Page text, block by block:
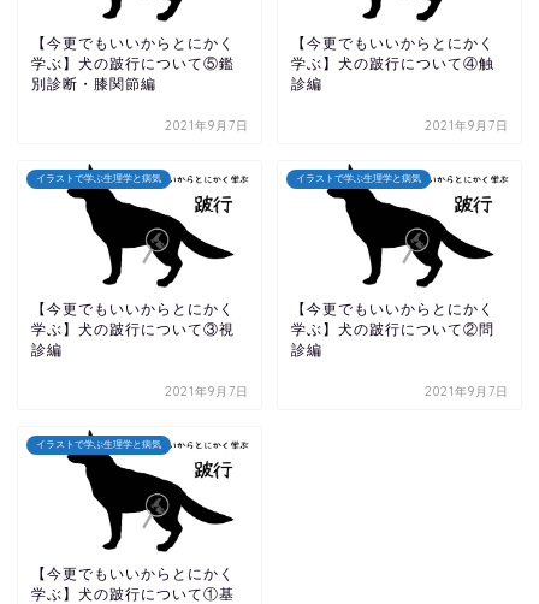
【今更でもいいからとにかく
学ぶ】犬の跛行について⑤鑑
別診断・膝関節編
2021年9月7日
【今更でもいいからとにかく
学ぶ】犬の跛行について④触
診編
2021年9月7日
イラストで学ぶ生理学と病気
【今更でもいいからとにかく
学ぶ】犬の跛行について③視
診編
2021年9月7日
イラストで学ぶ生理学と病気
【今更でもいいからとにかく
学ぶ】犬の跛行について②問
診編
2021年9月7日
イラストで学ぶ生理学と病気
【今更でもいいからとにかく
学ぶ】犬の跛行について①基